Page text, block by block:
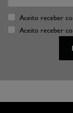
Aceito receber
Aceito receber